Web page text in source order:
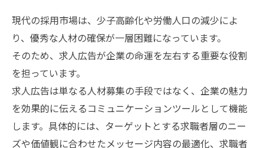
現代の採用市場は、少子高齢化や労働人口の減少によ
り、優秀な人材の確保が一層困難になっています。
そのため、求人広告が企業の命運を左右する重要な役割
を担っています。
求人広告は単なる人材募集の手段ではなく、企業の魅力
を効果的に伝えるコミュニケーションツールとして機能
します。具体的には、ターゲットとする求職者層のニー
ズや価値観に合わせたメッセージ内容の最適化、求職者